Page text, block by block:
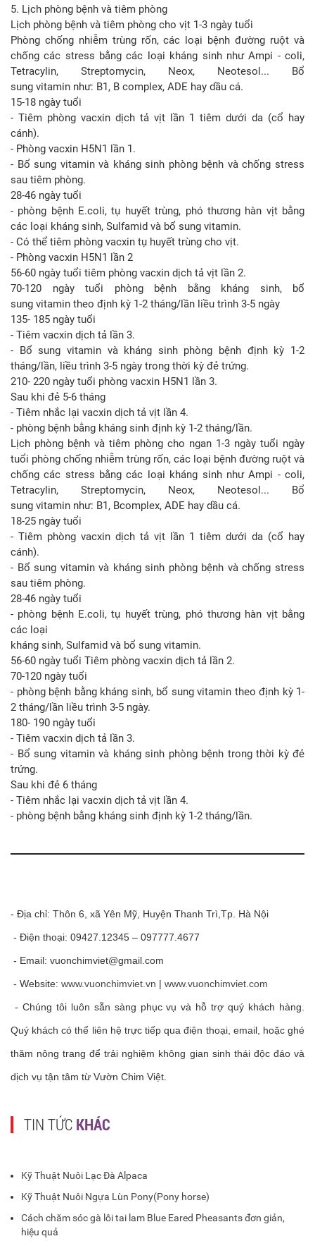
5. Lịch phòng bệnh và tiêm phòng
Lịch phòng bệnh và tiêm phòng cho vịt 1-3 ngày tuổi
Phòng chống nhiễm trùng rốn, các loại bệnh đường ruột và
chống các stress bằng các loại kháng sinh như Ampi - coli,
Tetracylin, Streptomycin, Neox, Neotesol... Bổ
sung vitamin như: B1, B complex, ADE hay dầu cá.
15-18 ngày tuổi
- Tiêm phòng vacxin dịch tả vịt lần 1 tiêm dưới da (cổ hay
cánh).
- Phòng vacxin H5N1 lần 1.
- Bổ sung vitamin và kháng sinh phòng bệnh và chống stress
sau tiêm phòng.
28-46 ngày tuổi
- phòng bệnh E.coli, tụ huyết trùng, phó thương hàn vịt bằng
các loại kháng sinh, Sulfamid và bổ sung vitamin.
- Có thể tiêm phòng vacxin tụ huyết trùng cho vịt.
- Phòng vacxin H5N1 lần 2
56-60 ngày tuổi tiêm phòng vacxin dịch tả vịt lần 2.
70-120 ngày tuổi phòng bệnh bằng kháng sinh, bổ
sung vitamin theo định kỳ 1-2 tháng/lần liều trình 3-5 ngày
135- 185 ngày tuổi
- Tiêm vacxin dịch tả lần 3.
- Bổ sung vitamin và kháng sinh phòng bệnh định kỳ 1-2
tháng/lần, liều trình 3-5 ngày trong thời kỳ đẻ trứng.
210- 220 ngày tuổi phòng vacxin H5N1 lần 3.
Sau khi đẻ 5-6 tháng
- Tiêm nhắc lại vacxin dịch tả vịt lần 4.
- phòng bệnh bằng kháng sinh định kỳ 1-2 tháng/lần.
Lịch phòng bệnh và tiêm phòng cho ngan 1-3 ngày tuổi ngày
tuổi phòng chống nhiễm trùng rốn, các loại bệnh đường ruột và
chống các stress bằng các loại kháng sinh như Ampi - coli,
Tetracylin, Streptomycin, Neox, Neotesol... Bổ
sung vitamin như: B1, Bcomplex, ADE hay dầu cá.
18-25 ngày tuổi
- Tiêm phòng vacxin dịch tả vịt lần 1 tiêm dưới da (cổ hay
cánh).
- Bổ sung vitamin và kháng sinh phòng bệnh và chống stress
sau tiêm phòng.
28-46 ngày tuổi
- phòng bệnh E.coli, tụ huyết trùng, phó thương hàn vịt bằng
các loại
kháng sinh, Sulfamid và bổ sung vitamin.
56-60 ngày tuổi Tiêm phòng vacxin dịch tả lần 2.
70-120 ngày tuổi
- phòng bệnh bằng kháng sinh, bổ sung vitamin theo định kỳ 1-
2 tháng/lần liều trình 3-5 ngày.
180- 190 ngày tuổi
- Tiêm vacxin dịch tả lần 3.
- Bổ sung vitamin và kháng sinh phòng bệnh trong thời kỳ đẻ
trứng.
Sau khi đẻ 6 tháng
- Tiêm nhắc lại vacxin dịch tả vịt lần 4.
- phòng bệnh bằng kháng sinh định kỳ 1-2 tháng/lần.
- Địa chỉ: Thôn 6, xã Yên Mỹ, Huyện Thanh Trì,Tp. Hà Nội
- Điện thoại: 09427.12345 – 097777.4677
- Email: vuonchimviet@gmail.com
- Website: www.vuonchimviet.vn | www.vuonchimviet.com
- Chúng tôi luôn sẵn sàng phục vụ và hỗ trợ quý khách hàng.
Quý khách có thể liên hệ trực tiếp qua điện thoại, email, hoặc ghé
thăm nông trang để trải nghiệm không gian sinh thái độc đáo và
dịch vụ tận tâm từ Vườn Chim Việt.
TIN TỨC KHÁC
Kỹ Thuật Nuôi Lạc Đà Alpaca
Kỹ Thuật Nuôi Ngựa Lùn Pony(Pony horse)
Cách chăm sóc gà lôi tai lam Blue Eared Pheasants đơn giản,
hiệu quả